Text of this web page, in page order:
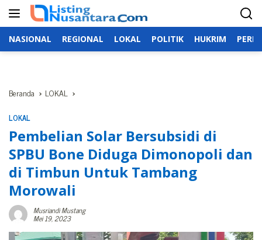
konten
NASIONAL REGIONAL LOKAL POLITIK HUKRIM
Beranda LOKAL
LOKAL
Pembelian Solar Bersubsidi di
SPBU Bone Diduga Dimonopoli dan
di Timbun Untuk Tambang
Morowali
Musriandi Mustang
Mei 19, 2023